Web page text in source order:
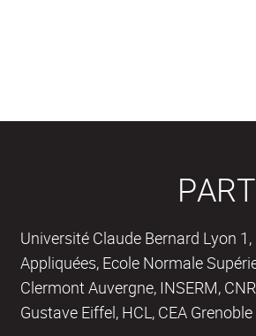
Université Claude Bernard Lyon
Appliquées, Ecole Normale
Clermont Auvergne, INSERM,
Gustave Eiffel, HCL, CEA Grenoble